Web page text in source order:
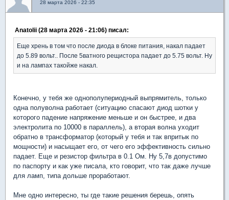
28 марта 2026 - 22:35
Anatolii (28 марта 2026 - 21:06) писал:
Еще хрень в том что после диода в блоке питания, накал падает
до 5.89 вольт.. После 5ватного рещистора падает до 5.75 вольт. Ну
и на лампах такойже накал.
Конечно, у тебя же однополупериодный выпрямитель, только
одна полуволна работает (ситуацию спасают диод шотки у
которого падение напряжение меньше и он быстрее, и два
электролита по 10000 в параллель), а вторая волна уходит
обратно в трансформатор (который у тебя и так впритык по
мощности) и насыщает его, от чего его эффективность сильно
падает. Еще и резистор фильтра в 0.1 Ом. Ну 5,7в допустимо
по паспорту и как уже писала, кто говорит, что так даже лучше
для ламп, типа дольше проработают.
Мне одно интересно, ты где такие решения берешь, опять